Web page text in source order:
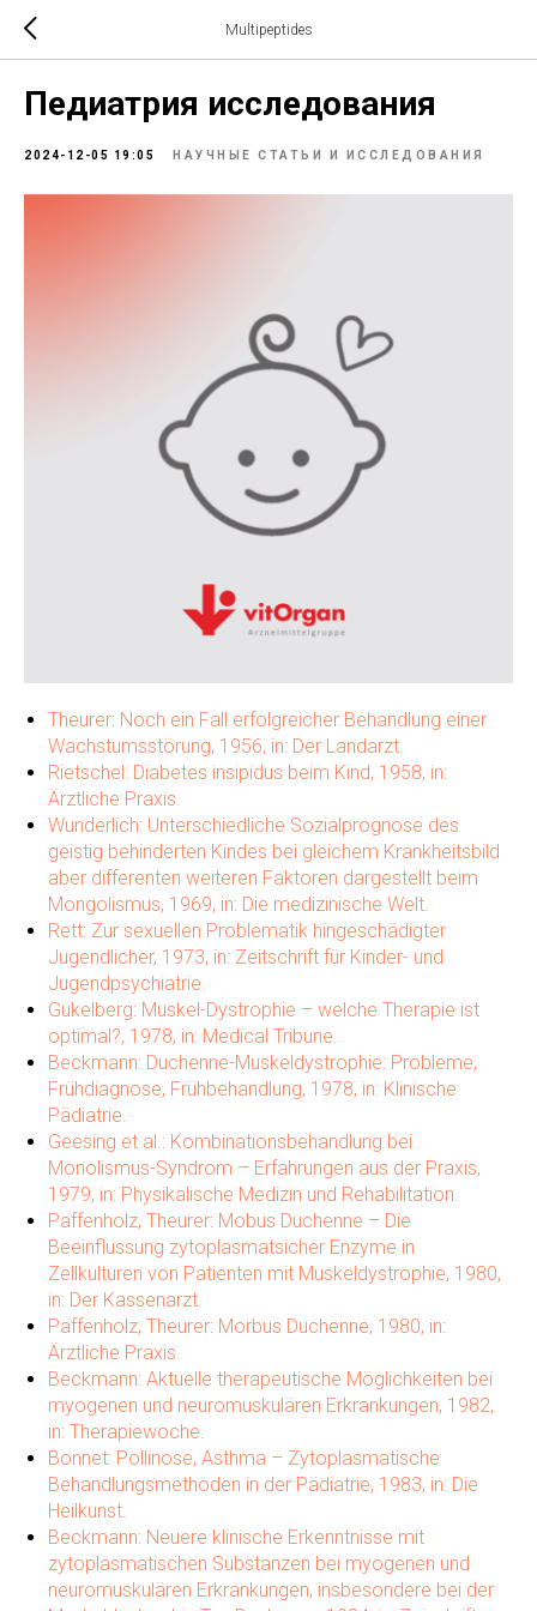
Multipeptides
Педиатрия исследования
2024-12-05 19:05 НАУЧНЫЕ СТАТЬИ И ИССЛЕДОВАНИЯ
Theurer: Noch ein Fall erfolgreicher Behandlung einer
Wachstumsstörung, 1956, in: Der Landarzt.
Rietschel: Diabetes insipidus beim Kind, 1958, in:
Ärztliche Praxis.
Wunderlich: Unterschiedliche Sozialprognose des
geistig behinderten Kindes bei gleichem Krankheitsbild
aber differenten weiteren Faktoren dargestellt beim
Mongolismus, 1969, in: Die medizinische Welt.
Rett: Zur sexuellen Problematik hingeschädigter
Jugendlicher, 1973, in: Zeitschrift für Kinder- und
Jugendpsychiatrie.
Gukelberg: Muskel-Dystrophie – welche Therapie ist
optimal?, 1978, in: Medical Tribune.
Beckmann: Duchenne-Muskeldystrophie: Probleme,
Frühdiagnose, Frühbehandlung, 1978, in: Klinische
Pädiatrie.
Geesing et al.: Kombinationsbehandlung bei
Monolismus-Syndrom – Erfahrungen aus der Praxis,
1979, in: Physikalische Medizin und Rehabilitation.
Paffenholz, Theurer: Mobus Duchenne – Die
Beeinflussung zytoplasmatsicher Enzyme in
Zellkulturen von Patienten mit Muskeldystrophie, 1980,
in: Der Kassenarzt.
Paffenholz, Theurer: Morbus Duchenne, 1980, in:
Ärztliche Praxis.
Beckmann: Aktuelle therapeutische Möglichkeiten bei
myogenen und neuromuskulären Erkrankungen, 1982,
in: Therapiewoche.
Bonnet: Pollinose, Asthma – Zytoplasmatische
Behandlungsmethoden in der Pädiatrie, 1983, in: Die
Heilkunst.
Beckmann: Neuere klinische Erkenntnisse mit
zytoplasmatischen Substanzen bei myogenen und
neuromuskulären Erkrankungen, insbesondere bei der